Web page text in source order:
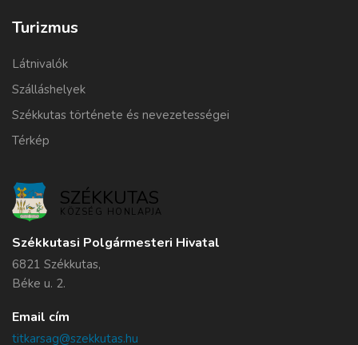
Turizmus
Látnivalók
Szálláshelyek
Székkutas története és nevezetességei
Térkép
SZÉKKUTAS
KÖZSÉG HONLAPJA
Székkutasi Polgármesteri Hivatal
6821 Székkutas,
Béke u. 2.
Email cím
titkarsag@szekkutas.hu